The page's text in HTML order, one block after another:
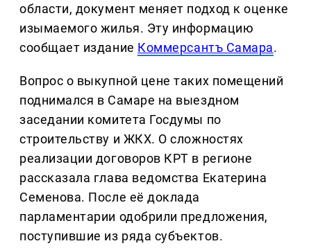
области, документ меняет подход к оценке
изымаемого жилья. Эту информацию
сообщает издание Коммерсантъ Самара.
Вопрос о выкупной цене таких помещений
поднимался в Самаре на выездном
заседании комитета Госдумы по
строительству и ЖКХ. О сложностях
реализации договоров КРТ в регионе
рассказала глава ведомства Екатерина
Семенова. После её доклада
парламентарии одобрили предложения,
поступившие из ряда субъектов.